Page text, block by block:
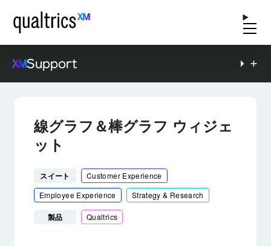
Support
線グラフ＆棒グラフ ウィジェ
ット
スイート
Customer Experience
Employee Experience
Strategy & Research
製品 Qualtrics